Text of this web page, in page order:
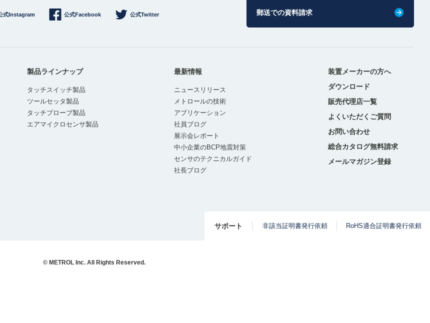
式Instagram 公式Facebook 公式Twitter 郵送での資料請求
製品ラインナップ
タッチスイッチ製品
ツールセッタ製品
タッチプローブ製品
エアマイクロセンサ製品
最新情報
ニュースリリース
メトロールの技術
アプリケーション
社員ブログ
展示会レポート
中小企業のBCP地震対策
センサのテクニカルガイド
社長ブログ
装置メーカーの方へ
ダウンロード
販売代理店一覧
よくいただくご質問
お問い合わせ
総合カタログ無料請求
メールマガジン登録
サポート 非該当証明書発行依頼 RoHS適合証明書発行依頼
© METROL Inc. All Rights Reserved.